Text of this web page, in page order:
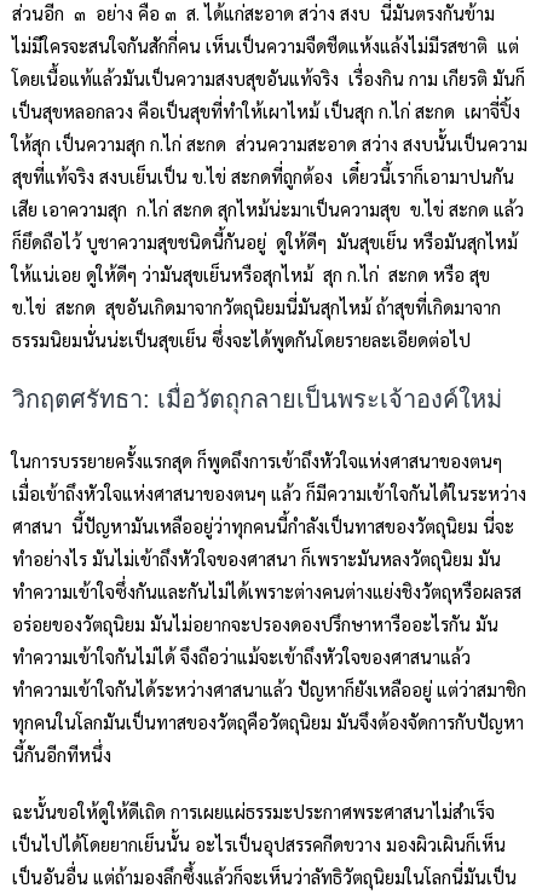
ส่วนอีก ๓ อย่าง คือ ๓ ส. ได้แก่สะอาด สว่าง สงบ นี่มันตรงกันข้าม
ไม่มีใครจะสนใจกันสักกี่คน เห็นเป็นความจืดชืดแห้งแล้งไม่มีรสชาติ แต่
โดยเนื้อแท้แล้วมันเป็นความสงบสุขอันแท้จริง เรื่องกิน กาม เกียรติ มันก็
เป็นสุขหลอกลวง คือเป็นสุขที่ทำให้เผาไหม้ เป็นสุก ก.ไก่ สะกด เผาจี่ปิ้ง
ให้สุก เป็นความสุก ก.ไก่ สะกด ส่วนความสะอาด สว่าง สงบนั้นเป็นความ
สุขที่แท้จริง สงบเย็นเป็น ข.ไข่ สะกดที่ถูกต้อง เดี๋ยวนี้เราก็เอามาปนกัน
เสีย เอาความสุก ก.ไก่ สะกด สุกไหม้น่ะมาเป็นความสุข ข.ไข่ สะกด แล้ว
ก็ยึดถือไว้ บูชาความสุขชนิดนี้กันอยู่ ดูให้ดีๆ มันสุขเย็น หรือมันสุกไหม้
ให้แน่เอย ดูให้ดีๆ ว่ามันสุขเย็นหรือสุกไหม้ สุก ก.ไก่ สะกด หรือ สุข
ข.ไข่ สะกด สุขอันเกิดมาจากวัตถุนิยมนี่มันสุกไหม้ ถ้าสุขที่เกิดมาจาก
ธรรมนิยมนั่นน่ะเป็นสุขเย็น ซึ่งจะได้พูดกันโดยรายละเอียดต่อไป
วิกฤตศรัทธา: เมื่อวัตถุกลายเป็นพระเจ้าองค์ใหม่
ในการบรรยายครั้งแรกสุด ก็พูดถึงการเข้าถึงหัวใจแห่งศาสนาของตนๆ
เมื่อเข้าถึงหัวใจแห่งศาสนาของตนๆ แล้ว ก็มีความเข้าใจกันได้ในระหว่าง
ศาสนา นี้ปัญหามันเหลืออยู่ว่าทุกคนนี้กำลังเป็นทาสของวัตถุนิยม นี่จะ
ทำอย่างไร มันไม่เข้าถึงหัวใจของศาสนา ก็เพราะมันหลงวัตถุนิยม มัน
ทำความเข้าใจซึ่งกันและกันไม่ได้เพราะต่างคนต่างแย่งชิงวัตถุหรือผลรส
อร่อยของวัตถุนิยม มันไม่อยากจะปรองดองปรึกษาหารืออะไรกัน มัน
ทำความเข้าใจกันไม่ได้ จึงถือว่าแม้จะเข้าถึงหัวใจของศาสนาแล้ว
ทำความเข้าใจกันได้ระหว่างศาสนาแล้ว ปัญหาก็ยังเหลืออยู่ แต่ว่าสมาชิก
ทุกคนในโลกมันเป็นทาสของวัตถุคือวัตถุนิยม มันจึงต้องจัดการกับปัญหา
นี้กันอีกทีหนึ่ง
ฉะนั้นขอให้ดูให้ดีเถิด การเผยแผ่ธรรมะประกาศพระศาสนาไม่สำเร็จ
เป็นไปได้โดยยากเย็นนั้น อะไรเป็นอุปสรรคกีดขวาง มองผิวเผินก็เห็น
เป็นอันอื่น แต่ถ้ามองลึกซึ้งแล้วก็จะเห็นว่าลัทธิวัตถุนิยมในโลกนี่มันเป็น